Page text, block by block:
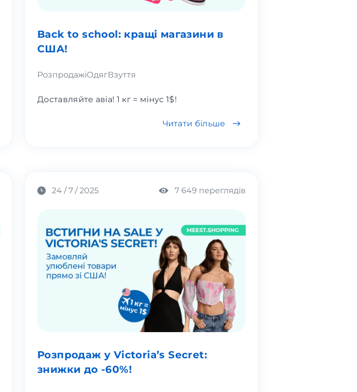
Back to school: кращі магазини в
США!
РозпродажіОдягВзуття
Доставляйте авіа! 1 кг = мінус 1$!
Читати більше
24 / 7 / 2025 7 649 переглядів
Розпродаж у Victoria’s Secret:
знижки до -60%!